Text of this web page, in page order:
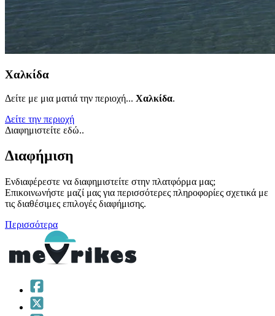
Χαλκίδα
Δείτε με μια ματιά την περιοχή... Χαλκίδα.
Δείτε την περιοχή
Διαφημιστείτε εδώ..
Διαφήμιση
Ενδιαφέρεστε να διαφημιστείτε στην πλατφόρμα μας;
Επικοινωνήστε μαζί μας για περισσότερες πληροφορίες σχετικά με
τις διαθέσιμες επιλογές διαφήμισης.
Περισσότερα